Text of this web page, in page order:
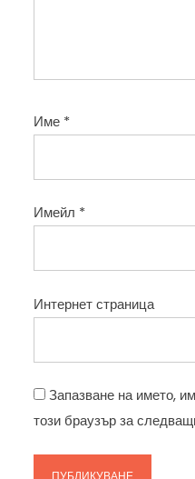
Име *
Имейл *
Интернет страница
Запазване на името,
този браузър за